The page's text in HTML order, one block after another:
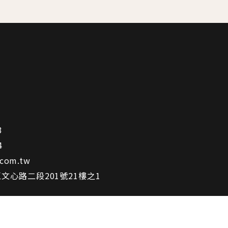
心路二段201號21樓之1